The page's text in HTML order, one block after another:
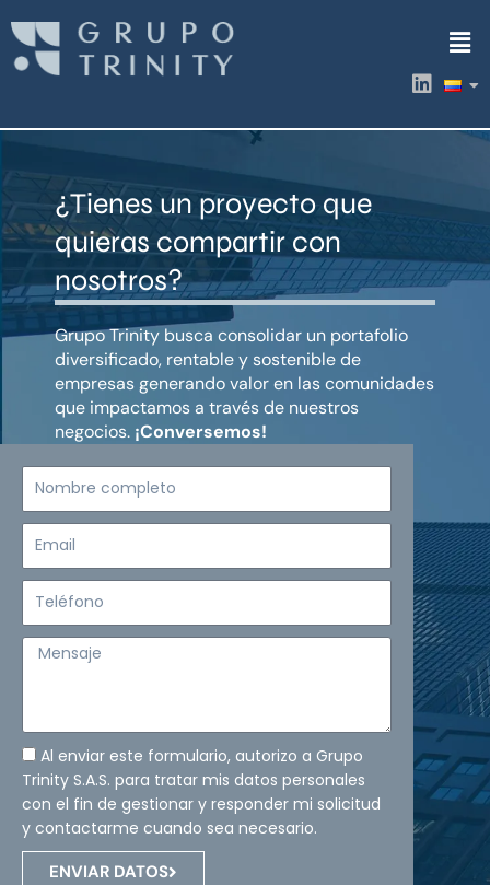
contenido
L
i
k
i
¿Tienes un proyecto que
quieras compartir con
nosotros?
Grupo Trinity busca consolidar un portafolio
diversificado, rentable y sostenible de
empresas generando valor en las comunidades
que impactamos a través de nuestros
negocios. ¡Conversemos!
Mensaje
Al enviar este formulario, autorizo a Grupo
Trinity S.A.S. para tratar mis datos personales
con el fin de gestionar y responder mi solicitud
y contactarme cuando sea necesario.
ENVIAR DATOS